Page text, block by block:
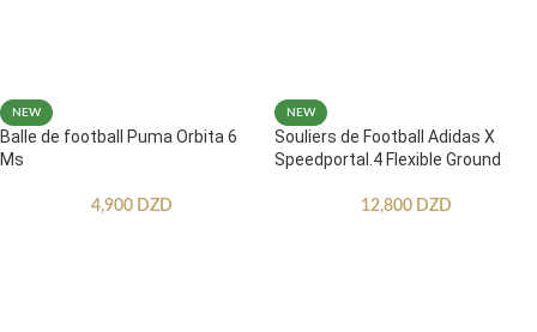
NEW
Balle de football Puma Orbita 6
Ms
4,900 DZD
NEW
Souliers de Football Adidas X
Speedportal.4 Flexible Ground
12,800 DZD